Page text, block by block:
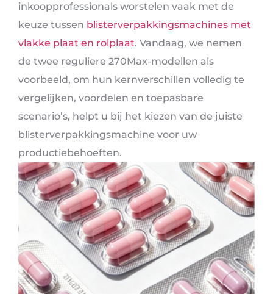
inkoopprofessionals worstelen vaak met de
keuze tussen blisterverpakkingsmachines met
vlakke plaat en rolplaat. Vandaag, we nemen
de twee reguliere 270Max-modellen als
voorbeeld, om hun kernverschillen volledig te
vergelijken, voordelen en toepasbare
scenario’s, helpt u bij het kiezen van de juiste
blisterverpakkingsmachine voor uw
productiebehoeften.